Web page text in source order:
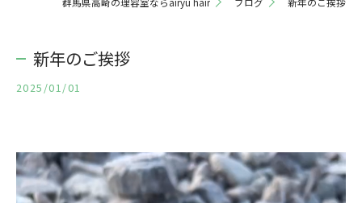
新年のご挨拶
2025/01/01